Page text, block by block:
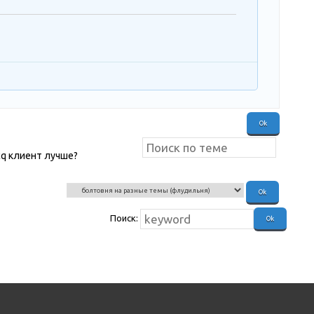
клиент лучше?
Поиск: